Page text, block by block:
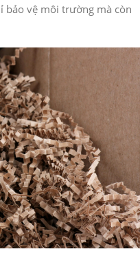
bảo vệ môi trường mà còn